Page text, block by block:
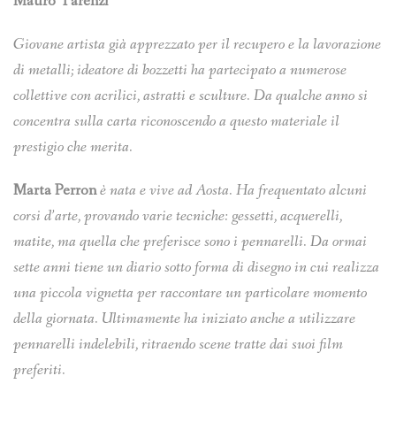
Giovane artista già apprezzato per il recupero e la lavorazione
di metalli; ideatore di bozzetti ha partecipato a numerose
collettive con acrilici, astratti e sculture. Da qualche anno si
concentra sulla carta riconoscendo a questo materiale il
prestigio che merita.
Marta Perronè nata e vive ad Aosta. Ha frequentato alcuni
corsi d’arte, provando varie tecniche: gessetti, acquerelli,
matite, ma quella che preferisce sono i pennarelli. Da ormai
sette anni tiene un diario sotto forma di disegno in cui realizza
una piccola vignetta per raccontare un particolare momento
della giornata. Ultimamente ha iniziato anche a utilizzare
pennarelli indelebili, ritraendo scene tratte dai suoi film
preferiti.